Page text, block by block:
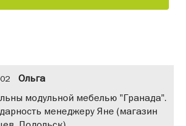
Ольга
модульной мебелью "Гранада".
менеджеру Яне (магазин